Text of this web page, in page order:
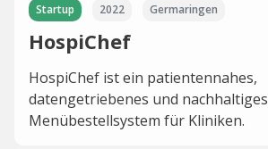
Startup 2022 Germaringen
HospiChef
HospiChef ist ein patientennahes,
datengetriebenes und nachhaltiges
Menübestellsystem für Kliniken.